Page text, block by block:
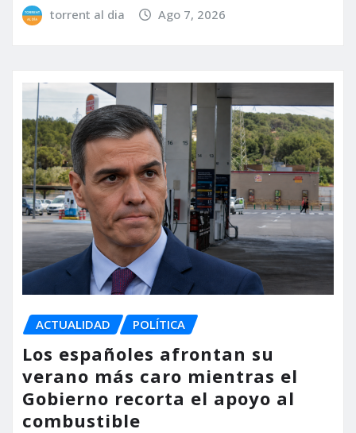
torrent al dia Ago 7, 2026
ACTUALIDAD POLÍTICA
Los españoles afrontan su
verano más caro mientras el
Gobierno recorta el apoyo al
combustible